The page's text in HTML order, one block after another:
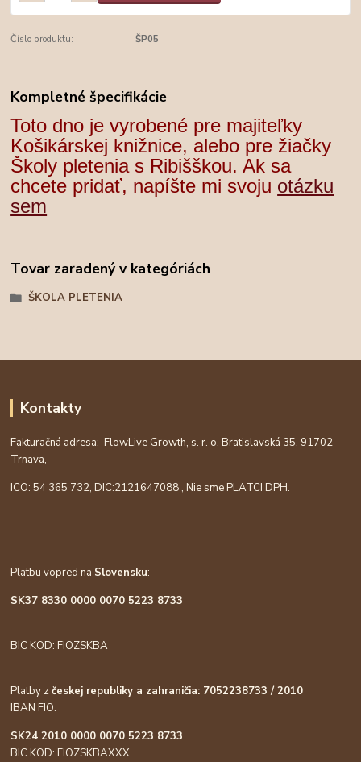
Číslo produktu: ŠP05
Kompletné špecifikácie
Toto dno je vyrobené pre majiteľky
Košikárskej knižnice, alebo pre žiačky
Školy pletenia s Ribišškou. Ak sa
chcete pridať, napíšte mi svoju otázku
sem
Tovar zaradený v kategóriách
ŠKOLA PLETENIA
Kontakty
Fakturačná adresa: FlowLive Growth, s. r. o. Bratislavská 35, 91702
Trnava,
ICO: 54 365 732, DIC:2121647088 , Nie sme PLATCI DPH.
Platbu vopred na Slovensku:
SK37 8330 0000 0070 5223 8733
BIC KOD: FIOZSKBA
Platby zčeskej republiky a zahraničia: 7052238733 / 2010
IBAN FIO:
SK24 2010 0000 0070 5223 8733
BIC KOD: FIOZSKBAXXX